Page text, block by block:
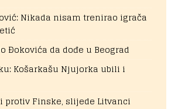
Nikada nisam trenirao igrača
Đokovića da dođe u Beograd
Košarkašu Njujorka ubili i
protiv Finske, slijede Litvanci